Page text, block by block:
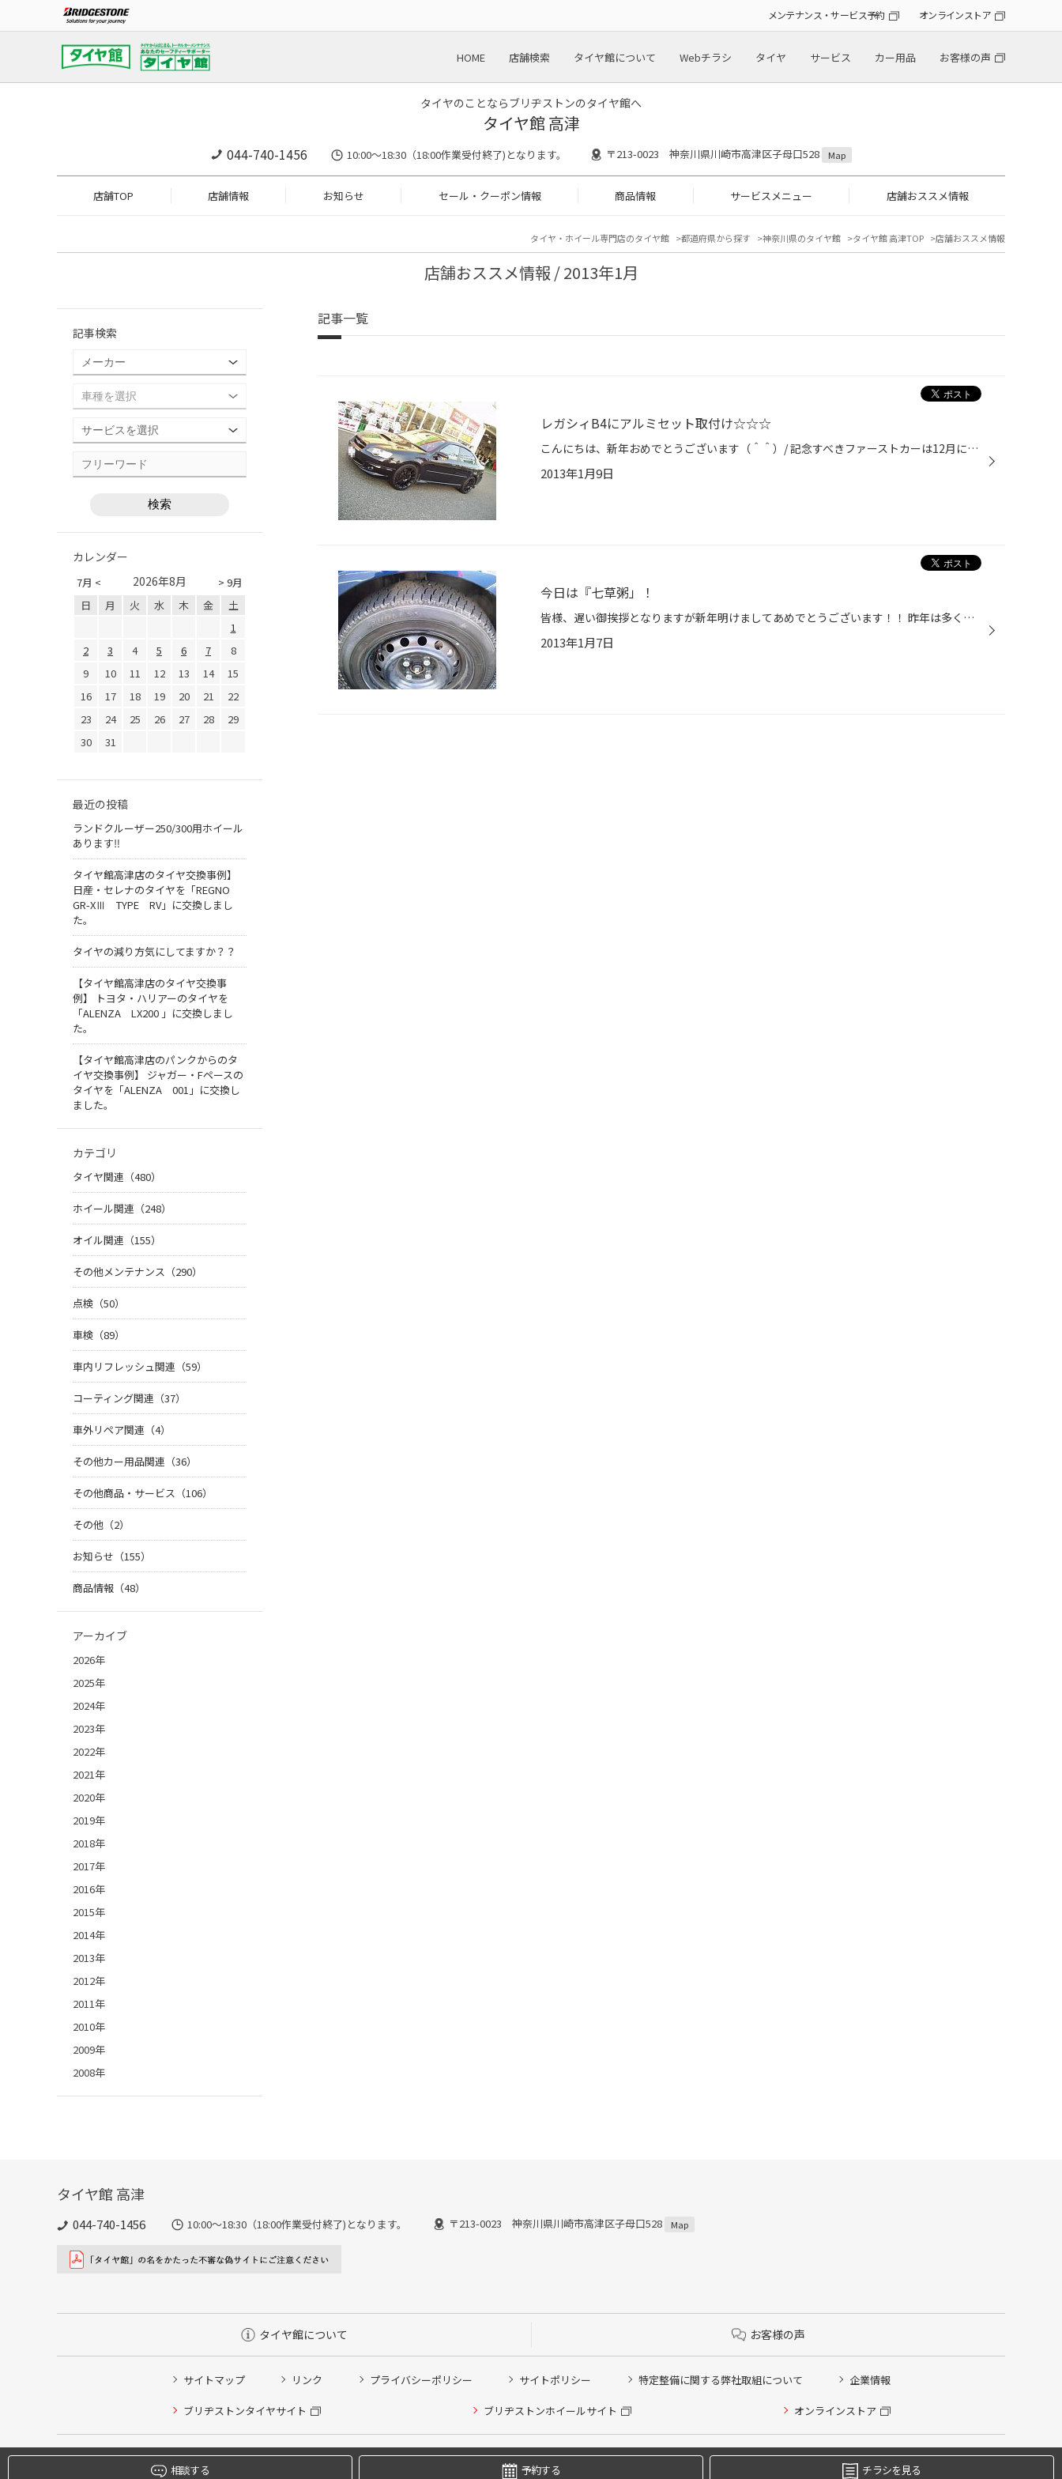
メンテナンス・サービス予約 オンラインストア
HOME 店舗検索 タイヤ館について Webチラシ タイヤ サービス カー用品 お客様の声
タイヤのことならブリヂストンのタイヤ館へ
タイヤ館 高津
044-740-1456 10:00～18:30（18:00作業受付終了)となります。 〒213-0023 神奈川県川崎市高津区子母口528 Map
店舗TOP 店舗情報 お知らせ セール・クーポン情報 商品情報 サービスメニュー 店舗おススメ情報
タイヤ・ホイール専門店のタイヤ館 都道府県から探す 神奈川県のタイヤ館 タイヤ館 高津TOP 店舗おススメ情報
店舗おススメ情報 / 2013年1月
記事一覧
レガシィB4にアルミセット取付け☆☆☆
こんにちは、新年おめでとうございます（＾＾）/ 記念すべきファーストカーは12月に納めさせて頂いたレガシィです！ ブラックのボディに最新のプロドライブとポテンザRE-11で足元バッチリ☆です。 装着データ タイヤ：RE-11 215/45R18 ホイール：プロドライブ GC-012L 18×75 FB アライメント調...
2013年1月9日
今日は『七草粥」！
皆様、遅い御挨拶となりますが新年明けましてあめでとうございます！！ 昨年は多くのご来店＆ご利用ありがとうございました。 本年もより多くの皆様のご来店をお待ちしております。 そして・・・ お久し振りの更新で申し訳ありません^^; 今年は昨年以上に色々と情報発信をしていきたいと思います(*^...
2013年1月7日
記事検索
カレンダー
7月 < > 9月
2026年8月
日 月 火 水 木 金
土
1
2
3 4 5 6 7
8
9
10 11 12 13 14
15
16
17 18 19 20 21
22
23
24 25 26 27 28
29
30
31
最近の投稿
ランドクルーザー250/300用ホイール
あります‼
タイヤ館高津店のタイヤ交換事例】
日産・セレナのタイヤを「REGNO
GR-XⅢ TYPE RV」に交換しまし
た。
タイヤの減り方気にしてますか？？
【タイヤ館高津店のタイヤ交換事
例】 トヨタ・ハリアーのタイヤを
「ALENZA LX200 」に交換しまし
た。
【タイヤ館高津店のパンクからのタ
イヤ交換事例】 ジャガー・Fペースの
タイヤを「ALENZA 001」に交換し
ました。
カテゴリ
タイヤ関連（480）
ホイール関連（248）
オイル関連（155）
その他メンテナンス（290）
点検（50）
車検（89）
車内リフレッシュ関連（59）
コーティング関連（37）
車外リペア関連（4）
その他カー用品関連（36）
その他商品・サービス（106）
その他（2）
お知らせ（155）
商品情報（48）
アーカイブ
2026年
2025年
2024年
2023年
2022年
2021年
2020年
2019年
2018年
2017年
2016年
2015年
2014年
2013年
2012年
2011年
2010年
2009年
2008年
タイヤ館 高津
044-740-1456 10:00～18:30（18:00作業受付終了)となります。 〒213-0023 神奈川県川崎市高津区子母口528 Map
タイヤ館について お客様の声
サイトマップ リンク プライバシーポリシー サイトポリシー 特定整備に関する弊社取組について 企業情報
ブリヂストンタイヤサイト ブリヂストンホイールサイト オンラインストア
Copyright © 2024 Bridgestone Retail Co.,Ltd. All rights Reserved.
相談する 予約する チラシを見る
タイヤ点検・安全点検/タイヤ履き替え/オイル交換/その他ピット作業の予約
クローク契約会員専用タイヤ履き替え※タイヤ履き替えを希望のクローク契約会員の方はこちらを選択ください
本日のタイヤ履き替え順番待ち予約 ※クローク契約会員の方はご利用いただけません